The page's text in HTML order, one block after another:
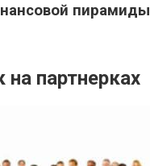
пирамиды
на партнерках